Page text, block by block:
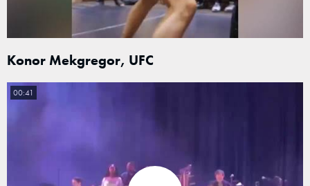
Konor Mekgregor, UFC
00:41